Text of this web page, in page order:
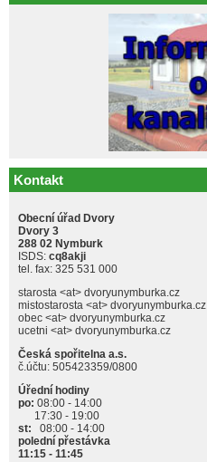
Kontakt
Obecní úřad Dvory
Dvory 3
288 02 Nymburk
ISDS: cq8akji
tel. fax: 325 531 000
starosta <at> dvoryunymburka.cz
mistostarosta <at> dvoryunymburka.cz
obec <at> dvoryunymburka.cz
ucetni <at> dvoryunymburka.cz
Česká spořitelna a.s.
č.účtu: 505423359/0800
Úřední hodiny
po: 08:00 - 14:00
17:30 - 19:00
st: 08:00 - 14:00
polední přestávka
11:15 - 11:45